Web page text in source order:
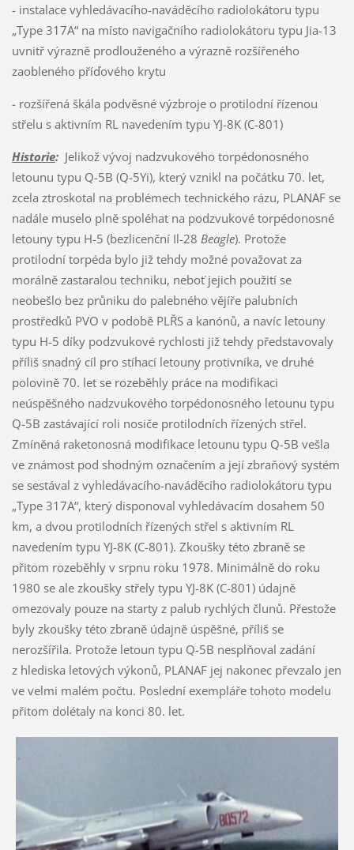
- instalace vyhledávacího-naváděcího radiolokátoru typu
„Type 317A“ na místo navigačního radiolokátoru typu Jia-13
uvnitř výrazně prodlouženého a výrazně rozšířeného
zaobleného příďového krytu
- rozšířená škála podvěsné výzbroje o protilodní řízenou
střelu s aktivním RL navedením typu YJ-8K (C-801)
Historie:Jelikož vývoj nadzvukového torpédonosného
letounu typu Q-5B (Q-5Yi), který vznikl na počátku 70. let,
zcela ztroskotal na problémech technického rázu, PLANAF se
nadále muselo plně spoléhat na podzvukové torpédonosné
letouny typu H-5 (bezlicenční Il-28 Beagle). Protože
protilodní torpéda bylo již tehdy možné považovat za
morálně zastaralou techniku, neboť jejich použití se
neobešlo bez průniku do palebného vějíře palubních
prostředků PVO v podobě PLŘS a kanónů, a navíc letouny
typu H-5 díky podzvukové rychlosti již tehdy představovaly
příliš snadný cíl pro stíhací letouny protivníka, ve druhé
polovině 70. let se rozeběhly práce na modifikaci
neúspěšného nadzvukového torpédonosného letounu typu
Q-5B zastávající roli nosiče protilodních řízených střel.
Zmíněná raketonosná modifikace letounu typu Q-5B vešla
ve známost pod shodným označením a její zbraňový systém
se sestával z vyhledávacího-naváděcího radiolokátoru typu
„Type 317A“, který disponoval vyhledávacím dosahem 50
km, a dvou protilodních řízených střel s aktivním RL
navedením typu YJ-8K (C-801). Zkoušky této zbraně se
přitom rozeběhly v srpnu roku 1978. Minimálně do roku
1980 se ale zkoušky střely typu YJ-8K (C-801) údajně
omezovaly pouze na starty z palub rychlých člunů. Přestože
byly zkoušky této zbraně údajně úspěšné, příliš se
nerozšířila. Protože letoun typu Q-5B nesplňoval zadání
z hlediska letových výkonů, PLANAF jej nakonec převzalo jen
ve velmi malém počtu. Poslední exempláře tohoto modelu
přitom dolétaly na konci 80. let.